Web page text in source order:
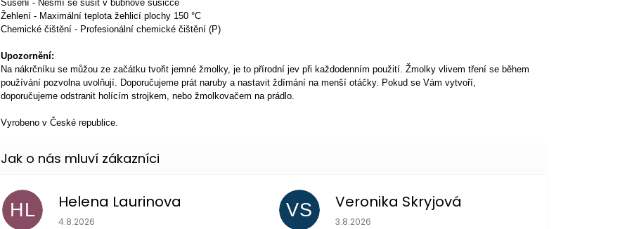
Sušení - Nesmí se sušit v bubnové sušičce
Žehlení - Maximální teplota žehlicí plochy 150 °C
Chemické čištění - Profesionální chemické čištění (P)
Upozornění:
Na nákrčníku se můžou ze začátku tvořit jemné žmolky, je to přírodní jev při každodenním použití. Žmolky vlivem tření se během
používání pozvolna uvolňují. Doporučujeme prát naruby a nastavit ždímání na menší otáčky. Pokud se Vám vytvoří,
doporučujeme odstranit holícím strojkem, nebo žmolkovačem na prádlo.
Vyrobeno v České republice.
HL Helena Laurinova
Hodnocení obchodu je 5 z 5 hvězdiček.
4.8.2026
VS Veronika Skryjová
Hodnocení obchodu je 5 z 5 hvězdiček.
3.8.2026